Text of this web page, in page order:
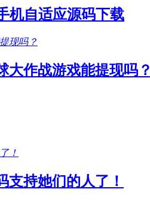
机自适应源码下载
大作战游戏能提现吗？
支持她们的人了！